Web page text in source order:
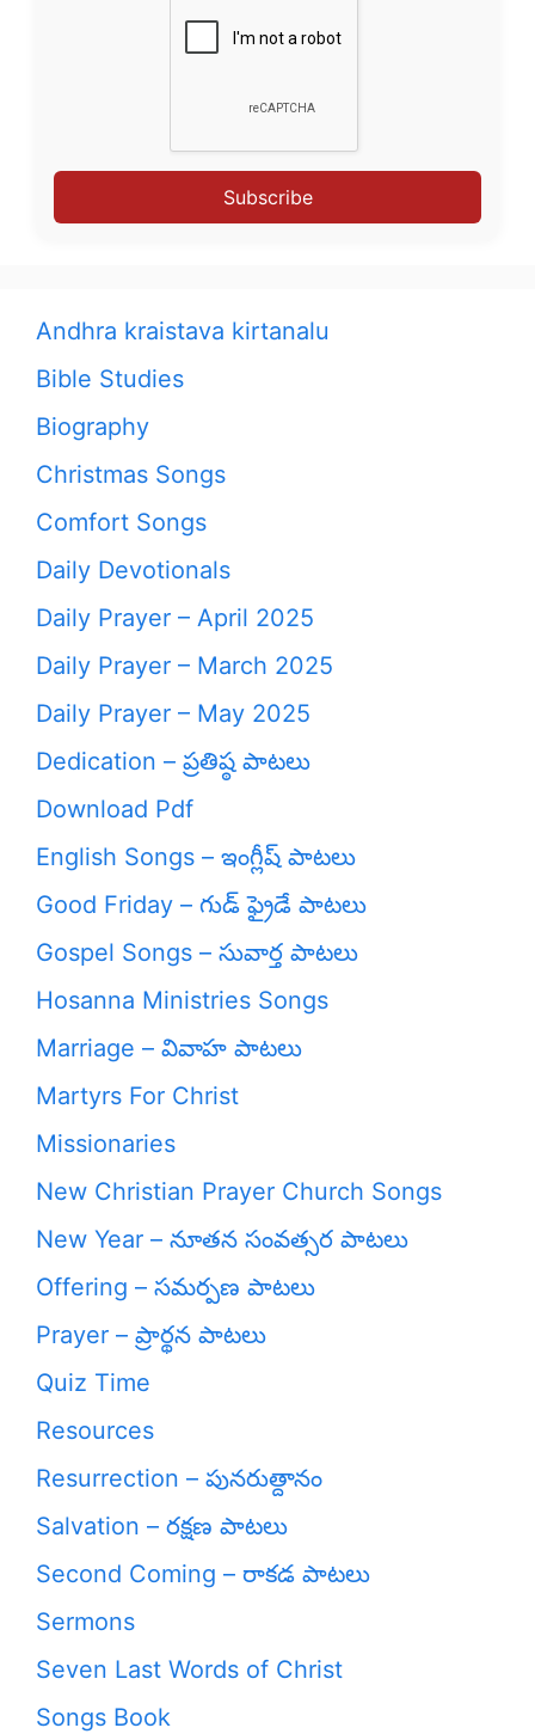
Subscribe
Andhra kraistava kirtanalu
Bible Studies
Biography
Christmas Songs
Comfort Songs
Daily Devotionals
Daily Prayer – April 2025
Daily Prayer – March 2025
Daily Prayer – May 2025
Dedication – ప్రతిష్ఠ పాటలు
Download Pdf
English Songs – ఇంగ్లీష్ పాటలు
Good Friday – గుడ్ ఫ్రైడే పాటలు
Gospel Songs – సువార్త పాటలు
Hosanna Ministries Songs
Marriage – వివాహ పాటలు
Martyrs For Christ
Missionaries
New Christian Prayer Church Songs
New Year – నూతన సంవత్సర పాటలు
Offering – సమర్పణ పాటలు
Prayer – ప్రార్థన పాటలు
Quiz Time
Resources
Resurrection – పునరుత్దానం
Salvation – రక్షణ పాటలు
Second Coming – రాకడ పాటలు
Sermons
Seven Last Words of Christ
Songs Book